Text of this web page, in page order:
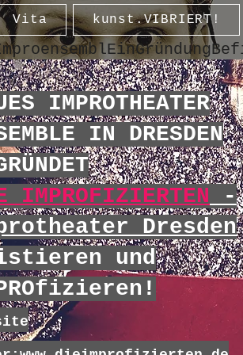
Vita kunst.VIBRIERT!
IMPROTHEATER
IN DRESDEN
IMPROFIZIERTEN -
Dresden
und